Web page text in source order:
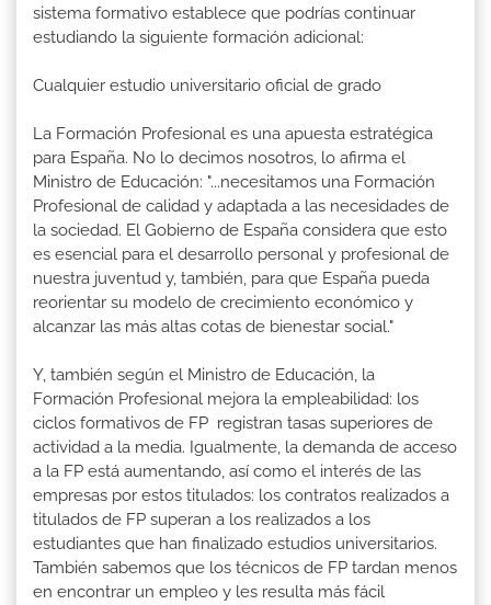
sistema formativo establece que podrías continuar
estudiando la siguiente formación adicional:
Cualquier estudio universitario oficial de grado
La Formación Profesional es una apuesta estratégica
para España. No lo decimos nosotros, lo afirma el
Ministro de Educación: "...necesitamos una Formación
Profesional de calidad y adaptada a las necesidades de
la sociedad. El Gobierno de España considera que esto
es esencial para el desarrollo personal y profesional de
nuestra juventud y, también, para que España pueda
reorientar su modelo de crecimiento económico y
alcanzar las más altas cotas de bienestar social."
Y, también según el Ministro de Educación, la
Formación Profesional mejora la empleabilidad: los
ciclos formativos de FP registran tasas superiores de
actividad a la media. Igualmente, la demanda de acceso
a la FP está aumentando, así como el interés de las
empresas por estos titulados: los contratos realizados a
titulados de FP superan a los realizados a los
estudiantes que han finalizado estudios universitarios.
También sabemos que los técnicos de FP tardan menos
en encontrar un empleo y les resulta más fácil